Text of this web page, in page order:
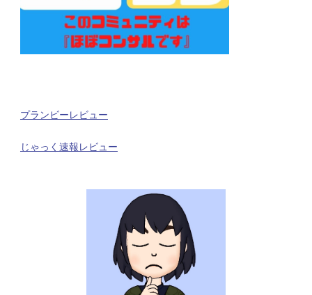
プランビーレビュー
じゃっく速報レビュー